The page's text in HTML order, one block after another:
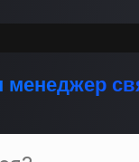
менеджер